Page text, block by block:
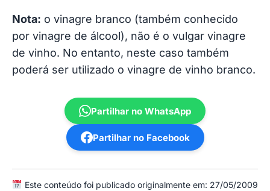
Nota: o vinagre branco (também conhecido
por vinagre de álcool), não é o vulgar vinagre
de vinho. No entanto, neste caso também
poderá ser utilizado o vinagre de vinho branco.
Partilhar no WhatsApp
Partilhar no Facebook
Este conteúdo foi publicado originalmente em: 27/05/2009